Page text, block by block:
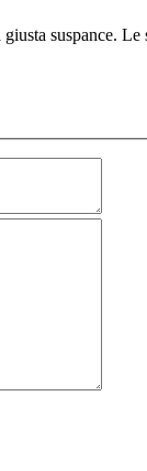
suspance.